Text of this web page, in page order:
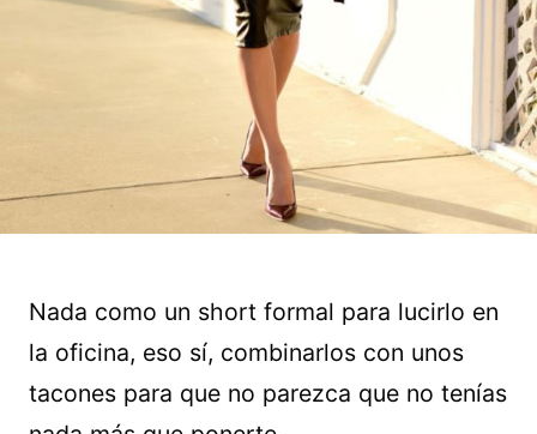
Nada como un short formal para lucirlo en
la oficina, eso sí, combinarlos con unos
tacones para que no parezca que no tenías